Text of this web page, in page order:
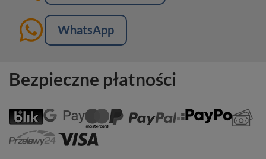
WhatsApp
Bezpieczne płatności